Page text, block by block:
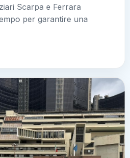
Scarpa e Ferrara
per garantire una